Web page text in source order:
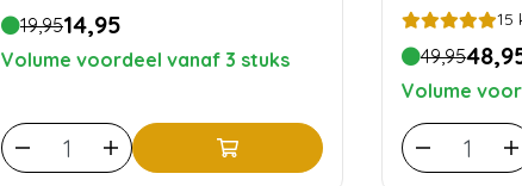
19,9514,95
Volume voordeel vanaf 3 stuks
15
49,95
Volume